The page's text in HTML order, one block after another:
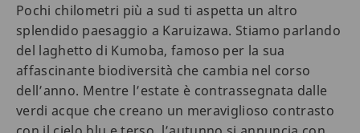
Pochi chilometri più a sud ti aspetta un altro
splendido paesaggio a Karuizawa. Stiamo parlando
del laghetto di Kumoba, famoso per la sua
affascinante biodiversità che cambia nel corso
dell’anno. Mentre l’estate è contrassegnata dalle
verdi acque che creano un meraviglioso contrasto